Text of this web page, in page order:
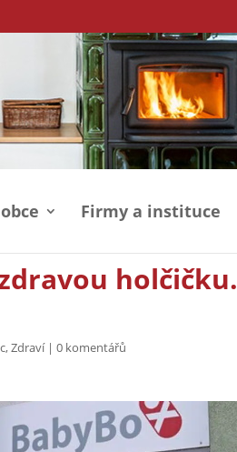
Firmy a instituce
holčičku.
,Zdraví|0 komentářů